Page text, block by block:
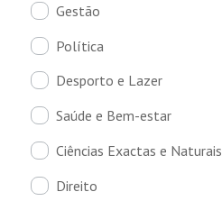
Gestão
Política
Desporto e Lazer
Saúde e Bem-estar
Ciências Exactas e Naturais
Direito